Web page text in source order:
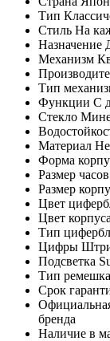
Тип
Стиль На
Назначение
Механизм
Тип
Функции С
Стекло
Материал
Форма
Размер часов
Размер
Цвет
Цвет корпуса
Тип
Цифры
Подсветка
Тип ремешка
Срок
бренда
Наличие в